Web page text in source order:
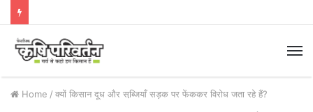
Home / क्यों किसान दूध और सब्जि़याँ सड़क पर फेंककर विरोध जता रहे हैं?